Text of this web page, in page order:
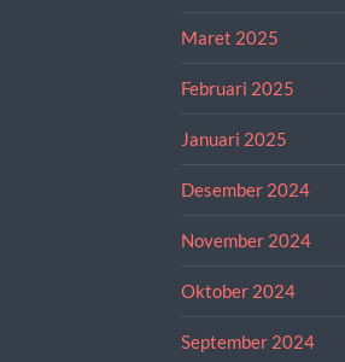
Maret 2025
Februari 2025
Januari 2025
Desember 2024
November 2024
Oktober 2024
September 2024